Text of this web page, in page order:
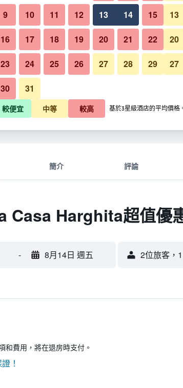
每晚總額
HK$216 查看優惠
簡介 評論
Casa Harghita超值優
- 8月14日 週五 2位旅客，
和費用，將在退房時支付。
！
9 10 11 12 13 14 15
16 17 18 19 20 21 22
23 24 25 26 27 28 29
30 31
13
20
27
較便宜 中等 較高 基於3星級酒店的平均價格